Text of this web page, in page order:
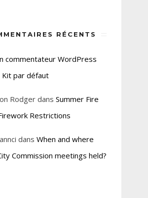
RÉCENTS
commentateur WordPress
Kit par défaut
RodgerdansSummer Fire
Restrictions
dansWhen and where
Commission meetings held?